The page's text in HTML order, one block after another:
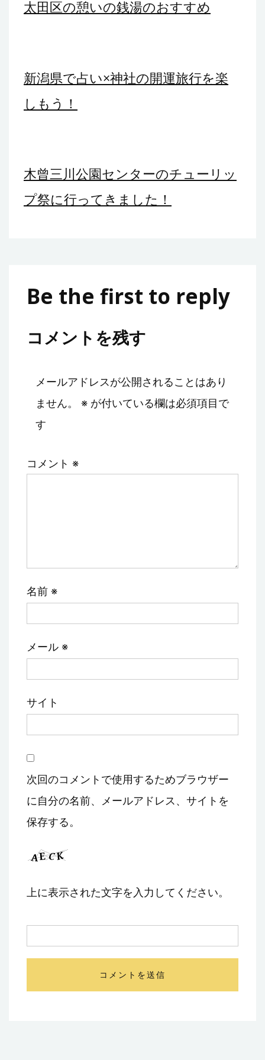
ー
ョ
ン
太田区の憩いの銭湯のおすすめ
新潟県で占い×神社の開運旅行を楽
しもう！
木曾三川公園センターのチューリッ
プ祭に行ってきました！
Be the first to reply
コメントを残す
メールアドレスが公開されることはあり
ません。
※ が付いている欄は必須項目で
す
コメント ※
名前 ※
メール ※
サイト
次回のコメントで使用するためブラウザー
に自分の名前、メールアドレス、サイトを
保存する。
上に表示された文字を入力してください。